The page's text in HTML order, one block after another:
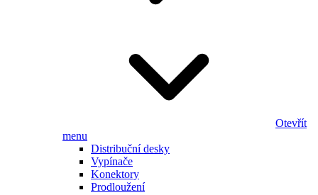
Otevřít
menu
Distribuční desky
Vypínače
Konektory
Prodloužení